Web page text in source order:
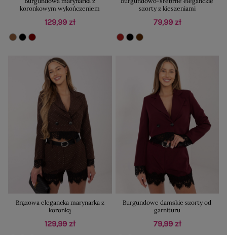
koronkowym wykończeniem
129,99 zł
szorty z kieszeniami
79,99 zł
Brązowa elegancka marynarka z
koronką
129,99 zł
Burgundowe damskie szorty od
garnituru
79,99 zł